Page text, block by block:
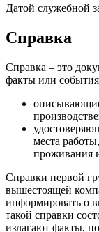
Датой служебной
Справка
Справка – это
факты или
места
проживания
Справки первой
вышестоящей
информировать о
такой справки
излагают факты,